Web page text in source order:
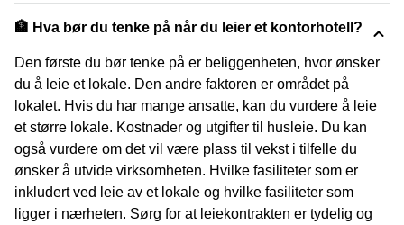
🏦 Hva bør du tenke på når du leier et kontorhotell?
Den første du bør tenke på er beliggenheten, hvor ønsker
du å leie et lokale. Den andre faktoren er området på
lokalet. Hvis du har mange ansatte, kan du vurdere å leie
et større lokale. Kostnader og utgifter til husleie. Du kan
også vurdere om det vil være plass til vekst i tilfelle du
ønsker å utvide virksomheten. Hvilke fasiliteter som er
inkludert ved leie av et lokale og hvilke fasiliteter som
ligger i nærheten. Sørg for at leiekontrakten er tydelig og